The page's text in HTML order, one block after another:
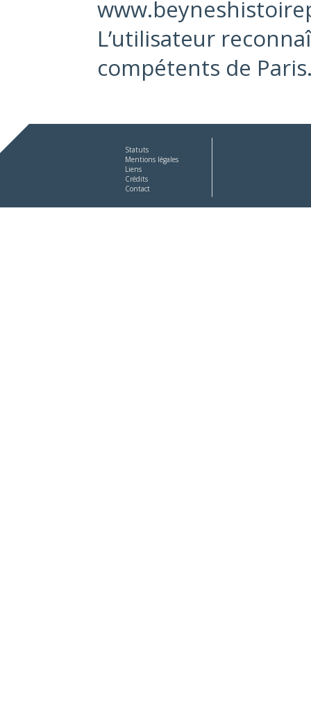
L’utilisateur
compétents de
Statuts
Mentions légales
Liens
Crédits
Contact